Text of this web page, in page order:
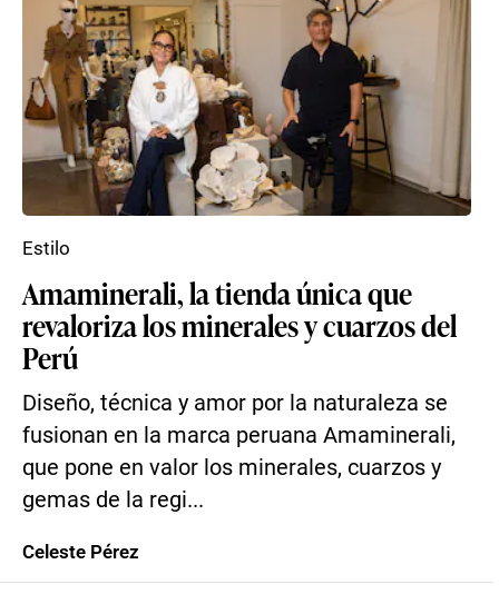
Amaminerali, la tienda única que
revaloriza los minerales y cuarzos del
Perú
Diseño, técnica y amor por la naturaleza se
fusionan en la marca peruana Amaminerali,
que pone en valor los minerales, cuarzos y
gemas de la regi...
Estilo
Celeste Pérez